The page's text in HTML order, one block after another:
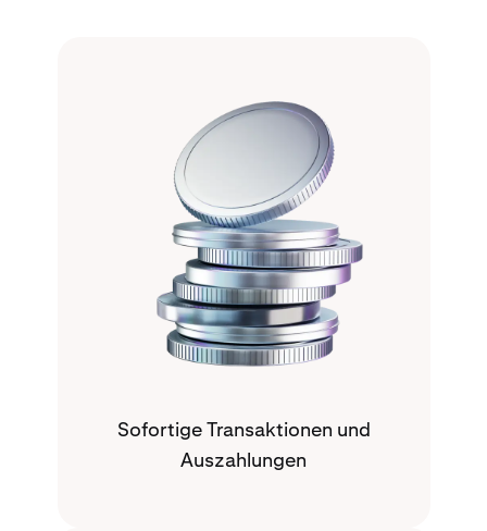
Sofortige Transaktionen und
Auszahlungen